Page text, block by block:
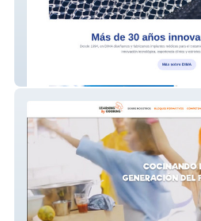
Fabricante De Producto Sanitario